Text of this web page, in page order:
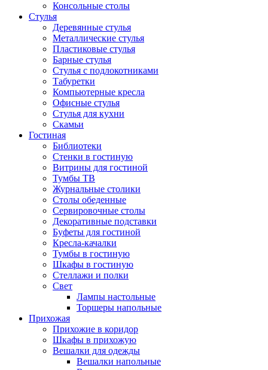
Консольные столы
Стулья
Деревянные стулья
Металлические стулья
Пластиковые стулья
Барные стулья
Стулья с подлокотниками
Табуретки
Компьютерные кресла
Офисные стулья
Стулья для кухни
Скамьи
Гостиная
Библиотеки
Стенки в гостиную
Витрины для гостиной
Тумбы ТВ
Журнальные столики
Столы обеденные
Сервировочные столы
Декоративные подставки
Буфеты для гостиной
Кресла-качалки
Тумбы в гостиную
Шкафы в гостиную
Стеллажи и полки
Свет
Лампы настольные
Торшеры напольные
Прихожая
Прихожие в коридор
Шкафы в прихожую
Вешалки для одежды
Вешалки напольные